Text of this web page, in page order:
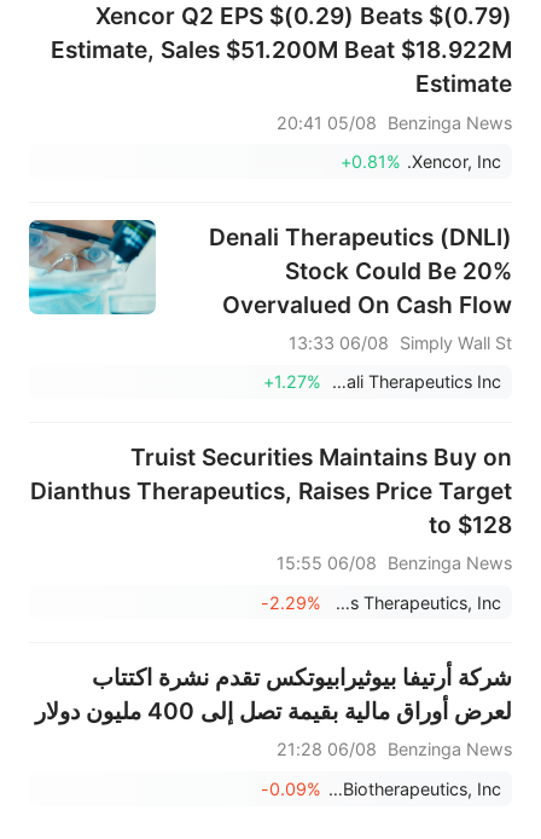
Xencor Q2 EPS $(0.29) Beats $(0.79)
Estimate, Sales $51.200M Beat $18.922M
Estimate
Benzinga News
05/08 20:41
Xencor, Inc.
+0.81%
Denali Therapeutics (DNLI)
Stock Could Be 20%
Overvalued On Cash Flow
Hopes
Simply Wall St
06/08 13:33
Denali Therapeutics Inc.
+1.27%
Truist Securities Maintains Buy on
Dianthus Therapeutics, Raises Price Target
to $128
Benzinga News
06/08 15:55
Dianthus Therapeutics, Inc.
-2.29%
شركة أرتيفا بيوثيرابيوتكس تقدم نشرة اكتتاب
لعرض أوراق مالية بقيمة تصل إلى 400 مليون دولار
Benzinga News
06/08 21:28
Artiva Biotherapeutics, Inc.
-0.09%